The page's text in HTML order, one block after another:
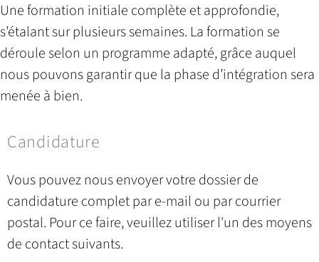
Une formation initiale complète et approfondie,
s’étalant sur plusieurs semaines. La formation se
déroule selon un programme adapté, grâce auquel
nous pouvons garantir que la phase d’intégration sera
menée à bien.
Candidature
Vous pouvez nous envoyer votre dossier de
candidature complet par e-mail ou par courrier
postal. Pour ce faire, veuillez utiliser l'un des moyens
de contact suivants.